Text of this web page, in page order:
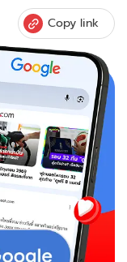
Copy link